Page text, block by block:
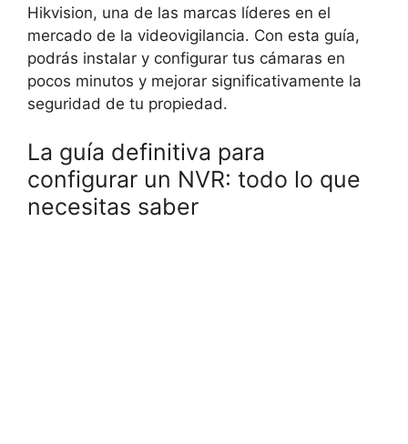
Hikvision, una de las marcas líderes en el
mercado de la videovigilancia. Con esta guía,
podrás instalar y configurar tus cámaras en
pocos minutos y mejorar significativamente la
seguridad de tu propiedad.
La guía definitiva para
configurar un NVR: todo lo que
necesitas saber